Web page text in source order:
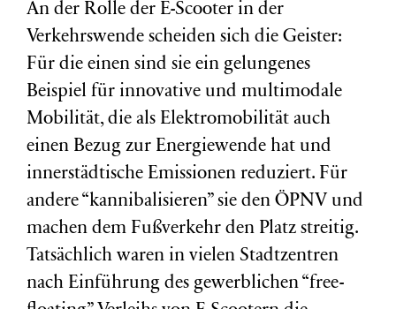
An der Rolle der E-Scooter in der
Verkehrswende scheiden sich die Geister:
Für die einen sind sie ein gelungenes
Beispiel für innovative und multimodale
Mobilität, die als Elektromobilität auch
einen Bezug zur Energiewende hat und
innerstädtische Emissionen reduziert. Für
andere “kannibalisieren” sie den ÖPNV und
machen dem Fußverkehr den Platz streitig.
Tatsächlich waren in vielen Stadtzentren
nach Einführung des gewerblichen “free-